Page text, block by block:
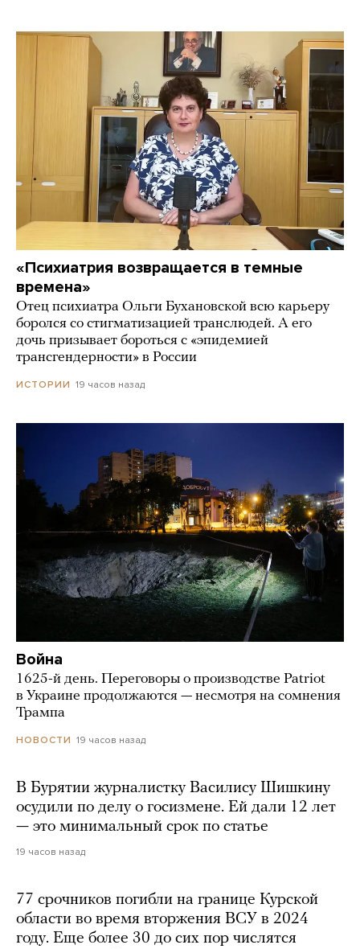
«Психиатрия возвращается в темные
времена»
Отец психиатра Ольги Бухановской всю карьеру
боролся со стигматизацией транслюдей. А его
дочь призывает бороться с «эпидемией
трансгендерности» в России
ИСТОРИИ 19 часов назад
Война
1625-й день. Переговоры о производстве Patriot
в Украине продолжаются — несмотря на сомнения
Трампа
НОВОСТИ 19 часов назад
В Бурятии журналистку Василису Шишкину
осудили по делу о госизмене. Ей дали 12 лет
— это минимальный срок по статье
19 часов назад
77 срочников погибли на границе Курской
области во время вторжения ВСУ в 2024
году. Еще более 30 до сих пор числятся